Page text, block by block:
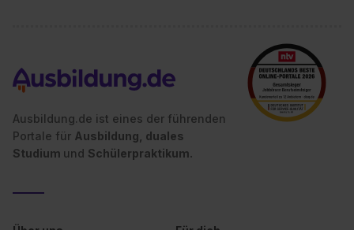
Ausbildung.de ist eines der führenden
Portale für Ausbildung, duales
Studium und Schülerpraktikum.